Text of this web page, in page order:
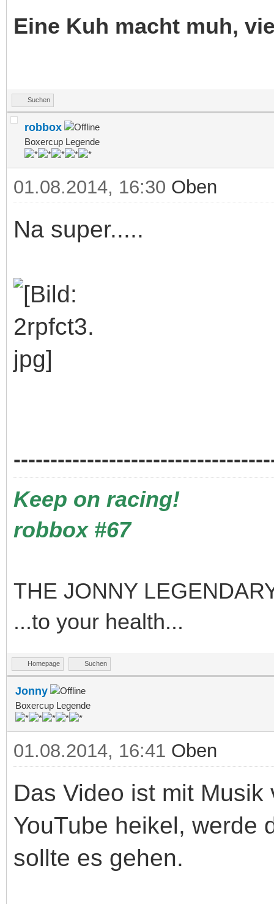
Eine Kuh macht muh,
Suchen
robbox
Boxercup Legende
01.08.2014, 16:30 Oben
Na super.....
Keep on racing!
robbox #67
THE JONNY
...to your health...
Homepage Suchen
Jonny
Boxercup Legende
01.08.2014, 16:41 Oben
Das Video ist mit
YouTube heikel, werde
sollte es gehen.